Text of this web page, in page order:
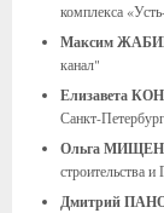
комплекса
Максим
канал"
Елизавета
Санкт-
Ольга
Дмитрий